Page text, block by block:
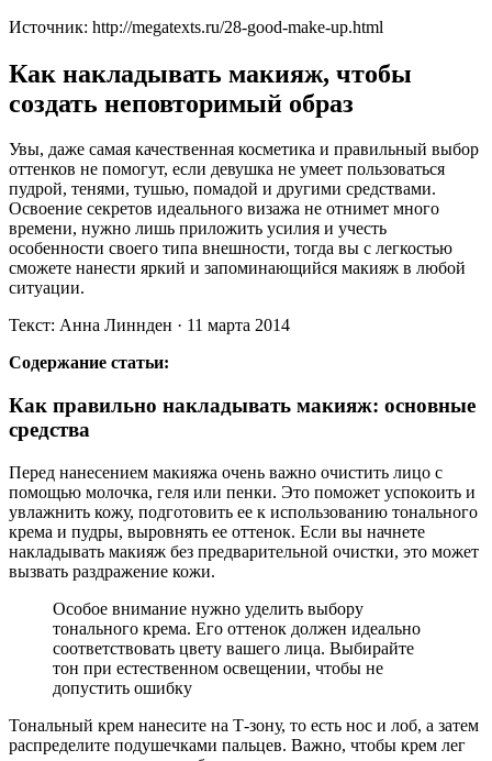
Источник: http://megatexts.ru/28-good-make-up.html
Как накладывать макияж, чтобы
создать неповторимый образ
Увы, даже самая качественная косметика и правильный выбор
оттенков не помогут, если девушка не умеет пользоваться
пудрой, тенями, тушью, помадой и другими средствами.
Освоение секретов идеального визажа не отнимет много
времени, нужно лишь приложить усилия и учесть
особенности своего типа внешности, тогда вы с легкостью
сможете нанести яркий и запоминающийся макияж в любой
ситуации.
Текст: Анна Линнден · 11 марта 2014
Содержание статьи:
Как правильно накладывать макияж: основные
средства
Перед нанесением макияжа очень важно очистить лицо с
помощью молочка, геля или пенки. Это поможет успокоить и
увлажнить кожу, подготовить ее к использованию тонального
крема и пудры, выровнять ее оттенок. Если вы начнете
накладывать макияж без предварительной очистки, это может
вызвать раздражение кожи.
Особое внимание нужно уделить выбору
тонального крема. Его оттенок должен идеально
соответствовать цвету вашего лица. Выбирайте
тон при естественном освещении, чтобы не
допустить ошибку
Тональный крем нанесите на Т-зону, то есть нос и лоб, а затем
распределите подушечками пальцев. Важно, чтобы крем лег